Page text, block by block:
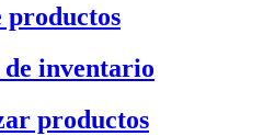
productos
de inventario
productos